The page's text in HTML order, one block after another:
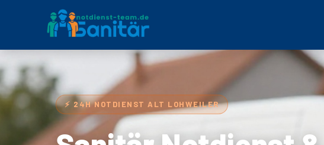
⚡ 24H NOTDIENST ALT LOHWEILER